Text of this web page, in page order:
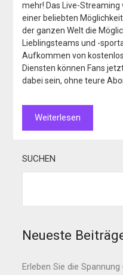
mehr! Das Live-
einer beliebten
der ganzen Welt die
Lieblingsteams und -
Aufkommen von
Diensten können Fans
dabei sein, ohne teure
Weiterlesen
SUCHEN
Neueste
Erleben Sie die